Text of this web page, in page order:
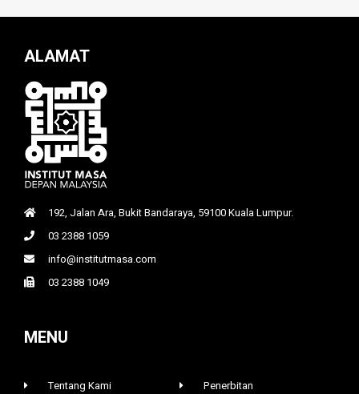
ALAMAT
192, Jalan Ara, Bukit Bandaraya, 59100 Kuala Lumpur.
03 2388 1059
info@institutmasa.com
03 2388 1049
MENU
Tentang Kami Penerbitan